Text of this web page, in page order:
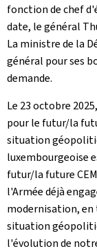
fonction de chef
date, le général
La ministre de la
général pour ses
demande.
Le 23 octobre
pour le futur/la
situation
luxembourgeoise
futur/la future
l'Armée déjà
modernisation,
situation
l'évolution de